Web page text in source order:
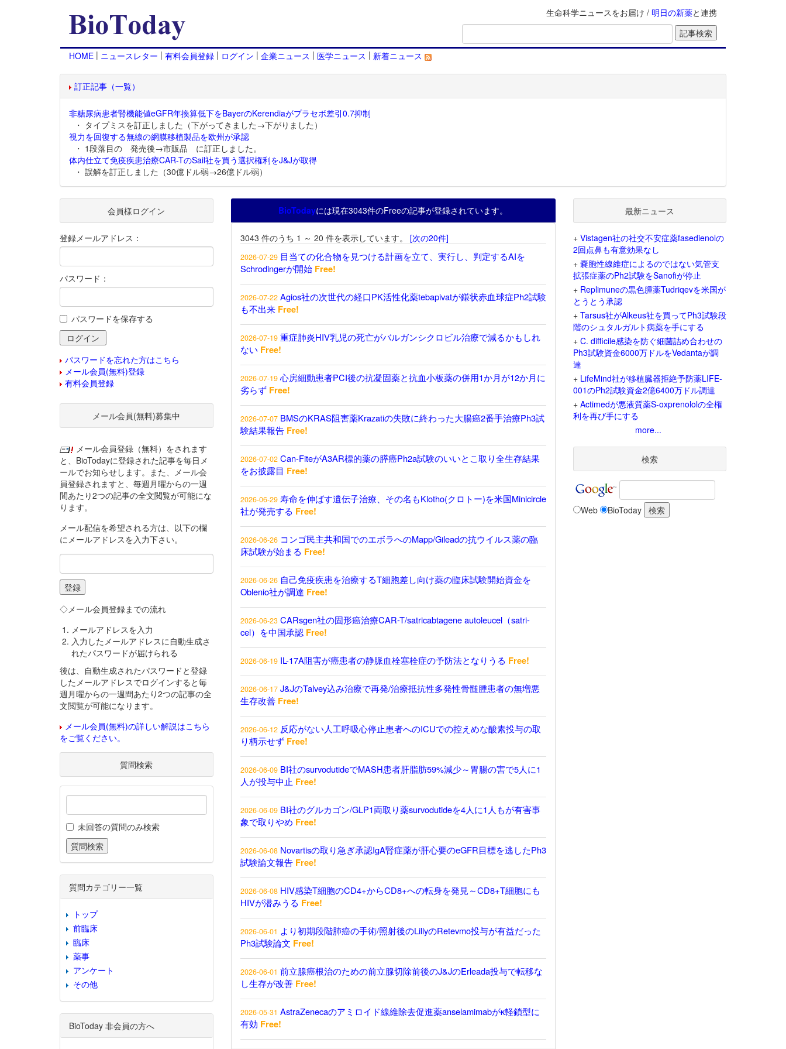
生命科学ニュースをお届け / 明日の新薬と連携
HOME | ニュースレター | 有料会員登録 | ログイン | 企業ニュース | 医学ニュース | 新着ニュース
訂正記事（一覧）
非糖尿病患者腎機能値eGFR年換算低下をBayerのKerendiaがプラセボ差引0.7抑制
・ タイプミスを訂正しました（下がってきました→下がりました）
視力を回復する無線の網膜移植製品を欧州が承認
・ 1段落目の 発売後→市販品 に訂正しました。
体内仕立て免疫疾患治療CAR-TのSail社を買う選択権利をJ&Jが取得
・ 誤解を訂正しました（30億ドル弱→26億ドル弱）
BioTodayには現在3043件のFreeの記事が登録されています。
3043 件のうち 1 ～ 20 件を表示しています。 [次の20件]
2026-07-29 目当ての化合物を見つける計画を立て、実行し、判定するAIを
Schrodingerが開始 Free!
2026-07-22 Agios社の次世代の経口PK活性化薬tebapivatが鎌状赤血球症Ph2試験
も不出来 Free!
2026-07-19 重症肺炎HIV乳児の死亡がバルガンシクロビル治療で減るかもしれ
ない Free!
2026-07-19 心房細動患者PCI後の抗凝固薬と抗血小板薬の併用1か月が12か月に
劣らず Free!
2026-07-07 BMSのKRAS阻害薬Krazatiの失敗に終わった大腸癌2番手治療Ph3試
験結果報告 Free!
2026-07-02 Can-FiteがA3AR標的薬の膵癌Ph2a試験のいいとこ取り全生存結果
をお披露目 Free!
2026-06-29 寿命を伸ばす遺伝子治療、その名もKlotho(クロトー)を米国Minicircle
社が発売する Free!
2026-06-26 コンゴ民主共和国でのエボラへのMapp/Gileadの抗ウイルス薬の臨
床試験が始まる Free!
2026-06-26 自己免疫疾患を治療するT細胞差し向け薬の臨床試験開始資金を
Oblenio社が調達 Free!
2026-06-23 CARsgen社の固形癌治療CAR-T/satricabtagene autoleucel（satri-
cel）を中国承認 Free!
2026-06-19 IL-17A阻害が癌患者の静脈血栓塞栓症の予防法となりうる Free!
2026-06-17 J&JのTalvey込み治療で再発/治療抵抗性多発性骨髄腫患者の無増悪
生存改善 Free!
2026-06-12 反応がない人工呼吸心停止患者へのICUでの控えめな酸素投与の取
り柄示せず Free!
2026-06-09 BI社のsurvodutideでMASH患者肝脂肪59%減少～胃腸の害で5人に1
人が投与中止 Free!
2026-06-09 BI社のグルカゴン/GLP1両取り薬survodutideを4人に1人もが有害事
象で取りやめ Free!
2026-06-08 Novartisの取り急ぎ承認IgA腎症薬が肝心要のeGFR目標を逃したPh3
試験論文報告 Free!
2026-06-08 HIV感染T細胞のCD4+からCD8+への転身を発見～CD8+T細胞にも
HIVが潜みうる Free!
2026-06-01 より初期段階肺癌の手術/照射後のLillyのRetevmo投与が有益だった
Ph3試験論文 Free!
2026-06-01 前立腺癌根治のための前立腺切除前後のJ&JのErleada投与で転移な
し生存が改善 Free!
2026-05-31 AstraZenecaのアミロイド線維除去促進薬anselamimabがκ軽鎖型に
有効 Free!
会員様ログイン
登録メールアドレス：
パスワード：
パスワードを保存する
パスワードを忘れた方はこちら
メール会員(無料)登録
有料会員登録
メール会員(無料)募集中
メール会員登録（無料）をされます
と、BioTodayに登録された記事を毎日メ
ールでお知らせします。また、メール会
員登録されますと、毎週月曜からの一週
間あたり2つの記事の全文閲覧が可能にな
ります。
メール配信を希望される方は、以下の欄
にメールアドレスを入力下さい。
◇メール会員登録までの流れ
メールアドレスを入力
入力したメールアドレスに自動生成さ
れたパスワードが届けられる
後は、自動生成されたパスワードと登録
したメールアドレスでログインすると毎
週月曜からの一週間あたり2つの記事の全
文閲覧が可能になります。
メール会員(無料)の詳しい解説はこちら
をご覧ください。
質問検索
未回答の質問のみ検索
質問カテゴリー一覧
トップ
前臨床
臨床
薬事
アンケート
その他
BioToday 非会員の方へ
最新ニュース
+ Vistagen社の社交不安症薬fasedienolの
2回点鼻も有意効果なし
+ 嚢胞性線維症によるのではない気管支
拡張症薬のPh2試験をSanofiが停止
+ Replimuneの黒色腫薬Tudriqevを米国が
とうとう承認
+ Tarsus社がAlkeus社を買ってPh3試験段
階のシュタルガルト病薬を手にする
+ C. difficile感染を防ぐ細菌詰め合わせの
Ph3試験資金6000万ドルをVedantaが調
達
+ LifeMind社が移植臓器拒絶予防薬LIFE-
001のPh2試験資金2億6400万ドル調達
+ Actimedが悪液質薬S-oxprenololの全権
利を再び手にする
more...
検索
Web BioToday